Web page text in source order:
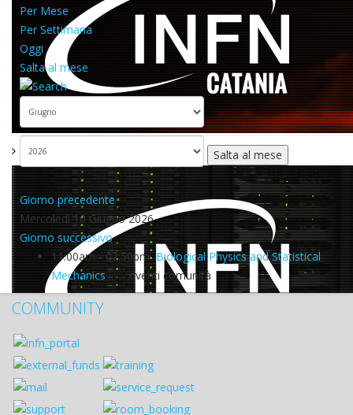
Per Mese
Per Settimana
Oggi
Salta al mese
Salta al mese
Giorno precedente
Mercoledì 10 Giugno 2026
Giorno successivo
11:00am - 02:50pmBiological Physics and Statistical
Mechanics :: eventi comunità
COMMUNITY